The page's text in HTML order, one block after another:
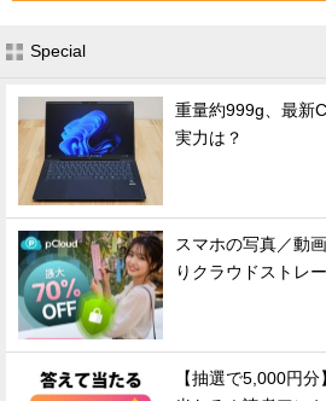
Special
重量約999g、最新
実力は？
スマホの写真／動
りクラウドストレ
【抽選で5,000円